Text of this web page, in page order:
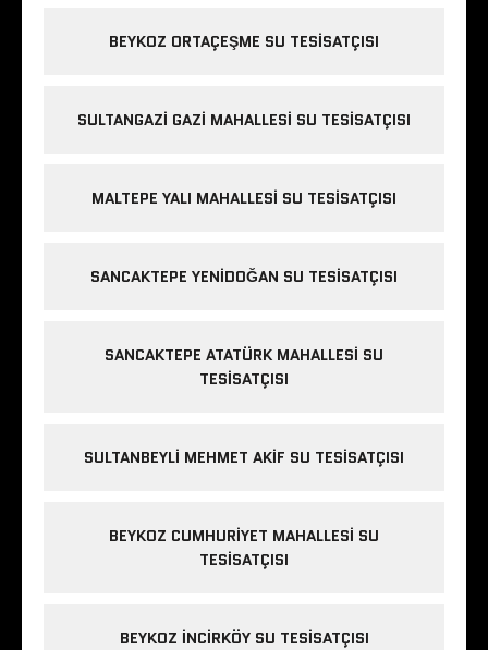
BEYKOZ ORTAÇEŞME SU TESISATÇISI
SULTANGAZI GAZI MAHALLESI SU TESISATÇISI
MALTEPE YALI MAHALLESI SU TESISATÇISI
SANCAKTEPE YENIDOĞAN SU TESISATÇISI
SANCAKTEPE ATATÜRK MAHALLESI SU
TESISATÇISI
SULTANBEYLI MEHMET AKIF SU TESISATÇISI
BEYKOZ CUMHURIYET MAHALLESI SU
TESISATÇISI
BEYKOZ INCIRKÖY SU TESISATÇISI